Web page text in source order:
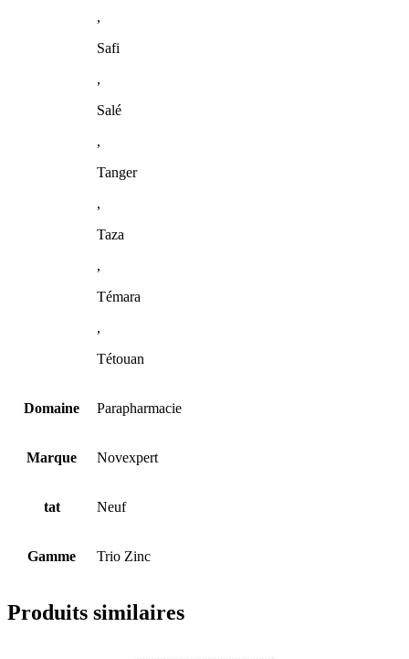
,
Safi
,
Salé
,
Tanger
,
Taza
,
Témara
,
Tétouan
Domaine Parapharmacie
Marque Novexpert
tat Neuf
Gamme Trio Zinc
Produits similaires